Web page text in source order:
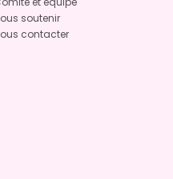
soutenir
contacter